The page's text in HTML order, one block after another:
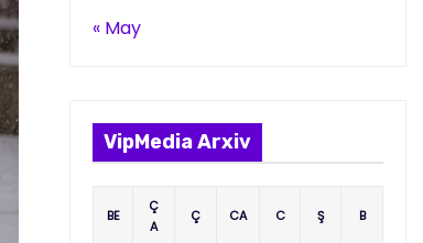
« May
VipMedia Arxiv
BE
Ç
A
Ç CA C Ş B